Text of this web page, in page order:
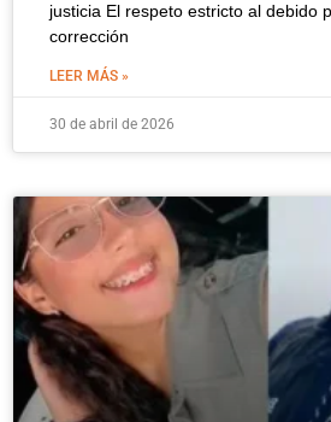
justicia El respeto estricto al debido
corrección
LEER MÁS »
30 de abril de 2026